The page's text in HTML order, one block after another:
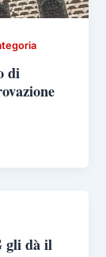
di
gli dà il